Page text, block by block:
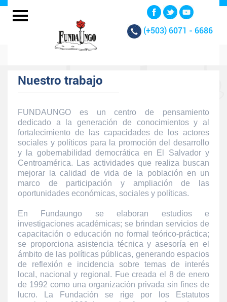
(+503) 6071 - 6686
Nuestro trabajo
FUNDAUNGO es un centro de pensamiento
dedicado a la generación de conocimientos y al
fortalecimiento de las capacidades de los actores
sociales y políticos para la promoción del desarrollo
y la gobernabilidad democrática en El Salvador y
Centroamérica. Las actividades que realiza buscan
mejorar la calidad de vida de la población en un
marco de participación y ampliación de las
oportunidades económicas, sociales y políticas.
En Fundaungo se elaboran estudios e
investigaciones académicas; se brindan servicios de
capacitación o educación no formal teórico-práctica;
se proporciona asistencia técnica y asesoría en el
ámbito de las políticas públicas, generando espacios
de reflexión e incidencia sobre temas de interés
local, nacional y regional. Fue creada el 8 de enero
de 1992 como una organización privada sin fines de
lucro. La Fundación se rige por los Estatutos